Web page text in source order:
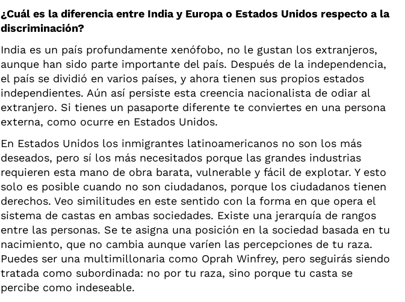
¿Cuál es la diferencia entre India y Europa o Estados Unidos respecto a la
discriminación?
India es un país profundamente xenófobo, no le gustan los extranjeros,
aunque han sido parte importante del país. Después de la independencia,
el país se dividió en varios países, y ahora tienen sus propios estados
independientes. Aún así persiste esta creencia nacionalista de odiar al
extranjero. Si tienes un pasaporte diferente te conviertes en una persona
externa, como ocurre en Estados Unidos.
En Estados Unidos los inmigrantes latinoamericanos no son los más
deseados, pero sí los más necesitados porque las grandes industrias
requieren esta mano de obra barata, vulnerable y fácil de explotar. Y esto
solo es posible cuando no son ciudadanos, porque los ciudadanos tienen
derechos. Veo similitudes en este sentido con la forma en que opera el
sistema de castas en ambas sociedades. Existe una jerarquía de rangos
entre las personas. Se te asigna una posición en la sociedad basada en tu
nacimiento, que no cambia aunque varíen las percepciones de tu raza.
Puedes ser una multimillonaria como Oprah Winfrey, pero seguirás siendo
tratada como subordinada: no por tu raza, sino porque tu casta se
percibe como indeseable.